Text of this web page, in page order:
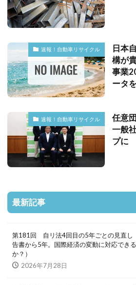
速報！自動車リサイクル
日本
構が
事業
ータ
速報！自動車リサイクル
任意
一般
プに
最新記事
第181回 自リ法4回目の5年ごとの見直し
告書から5年。国際経済の変動に対応でき
か？）
2026年7月28日